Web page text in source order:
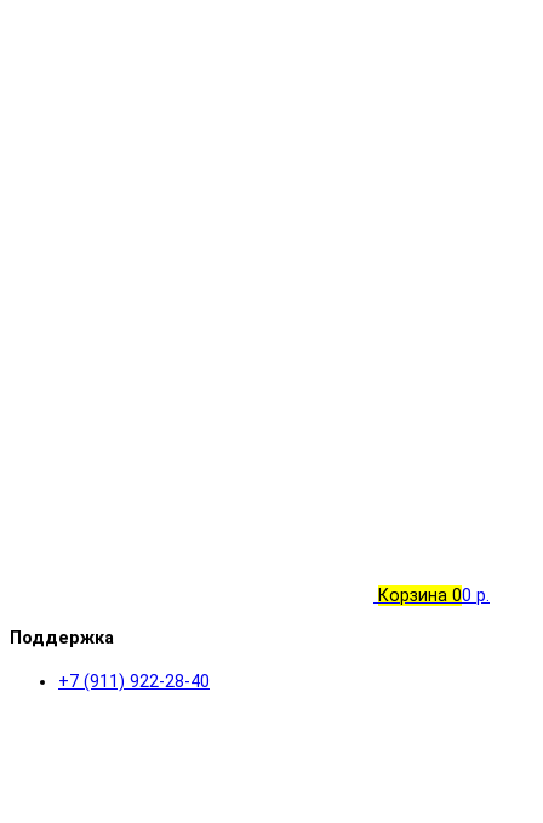
Корзина 00 р.
Поддержка
+7 (911) 922-28-40